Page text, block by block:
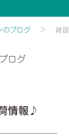
のブログ 雑
ログ
情報♪